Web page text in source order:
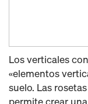
Los verticales
«elementos
suelo. Las